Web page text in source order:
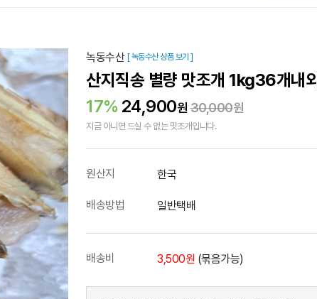
녹동수산 [ 녹동수산 상품 보기 ]
산지직송 별량 맛조개 1kg36개내외
17% 24,900원 30,000원
지금 아니면 드실 수 없는 맛조개입니다.
원산지 한국
배송방법 일반택배
배송비 3,500원 (묶음가능)